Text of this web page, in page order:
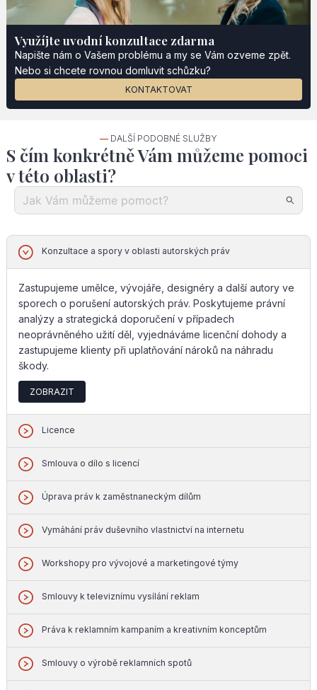
Využíjte uvodní konzultace zdarma
Napište nám o Vašem problému a my se Vám ozveme zpět.
Nebo si chcete rovnou domluvit schůzku?
KONTAKTOVAT
— DALŠÍ PODOBNÉ SLUŽBY
S čím konkrétně Vám můžeme pomoci
v této oblasti?
Konzultace a spory v oblasti autorských práv
Zastupujeme umělce, vývojáře, designéry a další autory ve
sporech o porušení autorských práv. Poskytujeme právní
analýzy a strategická doporučení v případech
neoprávněného užití děl, vyjednáváme licenční dohody a
zastupujeme klienty při uplatňování nároků na náhradu
škody.
ZOBRAZIT
Licence
Smlouva o dílo s licencí
Úprava práv k zaměstnaneckým dílům
Vymáhání práv duševního vlastnictví na internetu
Workshopy pro vývojové a marketingové týmy
Smlouvy k televiznímu vysílání reklam
Práva k reklamním kampaním a kreativním konceptům
Smlouvy o výrobě reklamních spotů